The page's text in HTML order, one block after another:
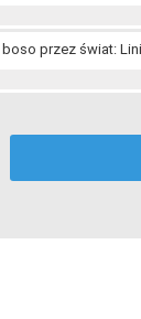
przez świat: